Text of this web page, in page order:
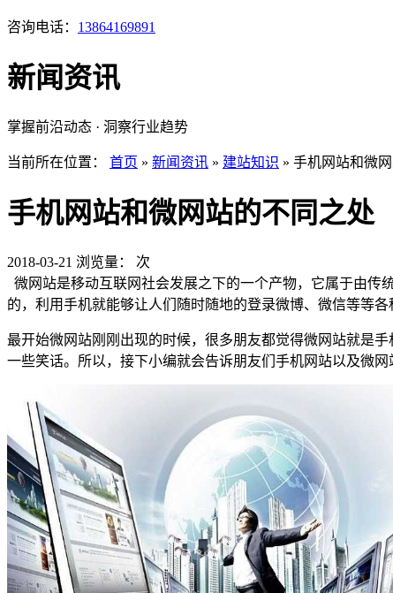
咨询电话： 13864169891
新闻资讯
掌握前沿动态 · 洞察行业趋势
当前所在位置： 首页 » 新闻资讯 » 建站知识 » 手机网站和微
手机网站和微网站的不同之处
2018-03-21 浏览量：
次
微网站是移动互联网社会发展之下的一个产物，它属于由传
的，利用手机就能够让人们随时随地的登录微博、微信等等
最开始微网站刚刚出现的时候，很多朋友都觉得微网站就是
一些笑话。所以，接下小编就会告诉朋友们手机网站以及微